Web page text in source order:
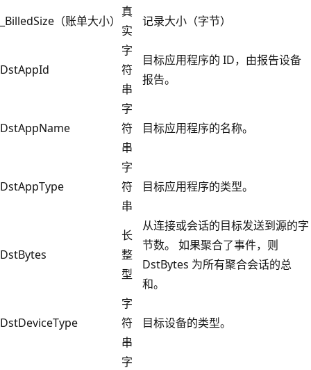
_BilledSize（账单大小）
真
实
记录大小（字节）
DstAppId
字
符
串
目标应用程序的 ID，由报告设备
报告。
DstAppName
字
符
串
目标应用程序的名称。
DstAppType
字
符
串
目标应用程序的类型。
DstBytes
长
整
型
从连接或会话的目标发送到源的字
节数。 如果聚合了事件，则
DstBytes 为所有聚合会话的总
和。
DstDeviceType
字
符
串
目标设备的类型。
字